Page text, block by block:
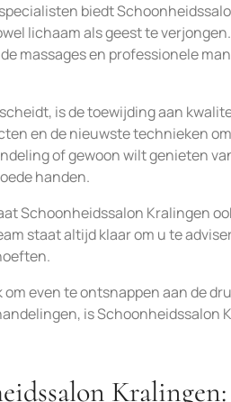
biedt
lichaam als geest te
massages en professionele
is de toewijding aan
en de nieuwste technieken
of gewoon wilt genieten
handen.
Schoonheidssalon Kralingen
staat altijd klaar om u te
om even te ontsnappen aan de
is Schoonheidssalon